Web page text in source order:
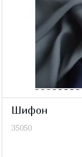
Шифон
35050